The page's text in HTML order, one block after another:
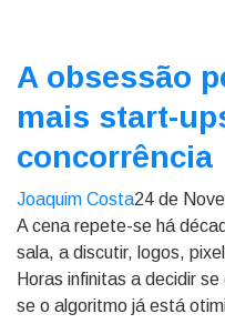
A obsessão
mais start-
concorrência
Joaquim Costa24 de
A cena repete-se há
sala, a discutir, logos,
Horas infinitas a decidir
se o algoritmo já está